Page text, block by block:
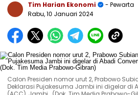
Tim Harian Ekonomi
- Pewarta
Rabu, 10 Januari 2024
Calon Presiden nomor urut 2, Prabowo
Deklarasi Pujakesuma Jambi ini digelar di